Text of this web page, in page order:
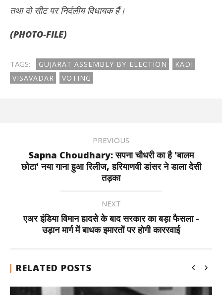
तथा दो सीट पर निर्दलीय विधायक हैं।
(PHOTO-FILE)
TAGS: GUJARAT ASSEMBLY BY-ELECTION
KADI
VISAVADAR
VOTING
PREVIOUS
Sapna Choudhary: सपना चौधरी का है 'बालम
छोटा' नया गाना हुआ रिलीज, हरियाणवी डांसर ने डाला देसी
तड़का
NEXT
एअर इंडिया विमान हादसे के बाद सरकार का बड़ा फैसला -
उड़ान मार्ग में बाधक इमारतों पर होगी काररवाई
RELATED POSTS